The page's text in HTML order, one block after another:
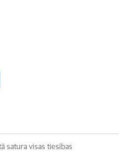
satura visas tiesības